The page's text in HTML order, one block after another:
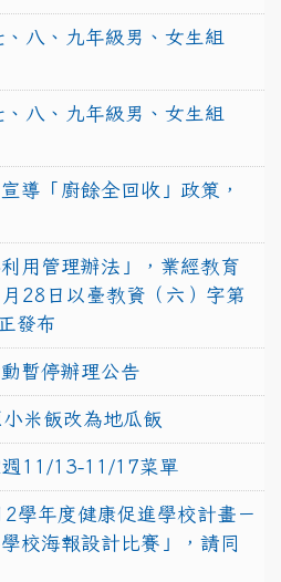
八、九年級男、女生組
八、九年級男、女生組
導「廚餘全回收」政策，
用管理辦法」，業經教育
28日以臺教資（六）字第
發布
暫停辦理公告
米飯改為地瓜飯
11/13-11/17菜單
學年度健康促進學校計畫－
校海報設計比賽」，請同